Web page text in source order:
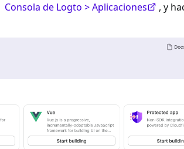
Consola de Logto > Aplicaciones
, y